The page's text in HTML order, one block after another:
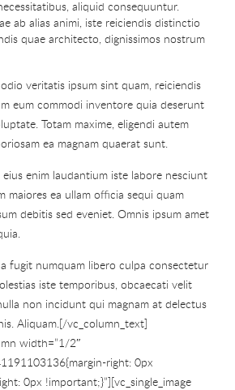
aliquid consequuntur.
ab alias animi, iste reiciendis distinctio
quae architecto, dignissimos nostrum
veritatis ipsum sint quam, reiciendis
eum commodi inventore quia deserunt
Totam maxime, eligendi autem
ea magnam quaerat sunt.
enim laudantium iste labore nesciunt
maiores ea ullam officia sequi quam
debitis sed eveniet. Omnis ipsum amet
fugit numquam libero culpa consectetur
iste temporibus, obcaecati velit
non incidunt qui magnam at delectus
Aliquam.[/vc_column_text]
width=”1/2″
right: 0px
0px !important;}”][vc_single_image